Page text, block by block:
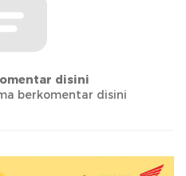
disini
berkomentar disini